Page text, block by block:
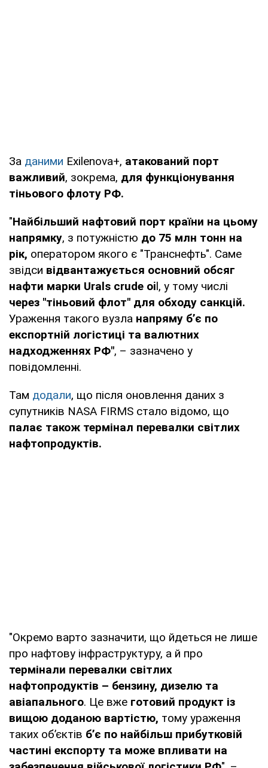
За даними Exilenova+, атакований порт
важливий, зокрема, для функціонування
тіньового флоту РФ.
"Найбільший нафтовий порт країни на цьому
напрямку, з потужністю до 75 млн тонн на
рік, оператором якого є "Транснефть". Саме
звідси відвантажується основний обсяг
нафти марки Urals crude oil, у тому числі
через "тіньовий флот" для обходу санкцій.
Ураження такого вузла напряму б’є по
експортній логістиці та валютних
надходженнях РФ", – зазначено у
повідомленні.
Там додали, що після оновлення даних з
супутників NASA FIRMS стало відомо, що
палає також термінал перевалки світлих
нафтопродуктів.
"Окремо варто зазначити, що йдеться не лише
про нафтову інфраструктуру, а й про
термінали перевалки світлих
нафтопродуктів – бензину, дизелю та
авіапального. Це вже готовий продукт із
вищою доданою вартістю, тому ураження
таких об’єктів б’є по найбільш прибутковій
частині експорту та може впливати на